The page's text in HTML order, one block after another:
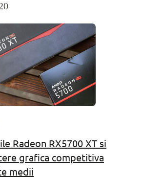
Radeon RX5700 XT si
grafica competitiva
medii